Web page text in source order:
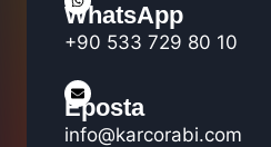
WhatsApp
+90 533 729 80 10
Eposta
info@karcorabi.com